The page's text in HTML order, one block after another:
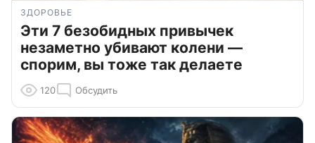
ЗДОРОВЬЕ
Эти 7 безобидных привычек
незаметно убивают колени —
спорим, вы тоже так делаете
120 Обсудить